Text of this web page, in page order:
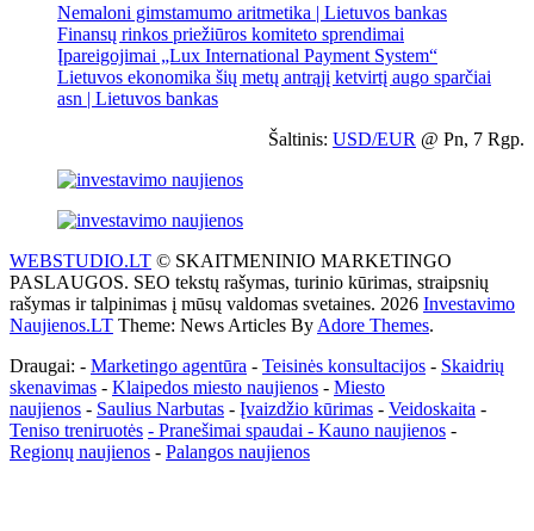
Nemaloni gimstamumo aritmetika | Lietuvos bankas
Finansų rinkos priežiūros komiteto sprendimai
Įpareigojimai „Lux International Payment System“
Lietuvos ekonomika šių metų antrąjį ketvirtį augo sparčiai
asn | Lietuvos bankas
Šaltinis: USD/EUR @ Pn, 7 Rgp.
WEBSTUDIO.LT © SKAITMENINIO MARKETINGO
PASLAUGOS. SEO tekstų rašymas, turinio kūrimas, straipsnių
rašymas ir talpinimas į mūsų valdomas svetaines. 2026 Investavimo
Naujienos.LT Theme: News Articles By Adore Themes.
Draugai: - Marketingo agentūra - Teisinės konsultacijos - Skaidrių
skenavimas - Klaipedos miesto naujienos - Miesto
naujienos - Saulius Narbutas - Įvaizdžio kūrimas - Veidoskaita -
Teniso treniruotės - Pranešimai spaudai - Kauno naujienos -
Regionų naujienos - Palangos naujienos